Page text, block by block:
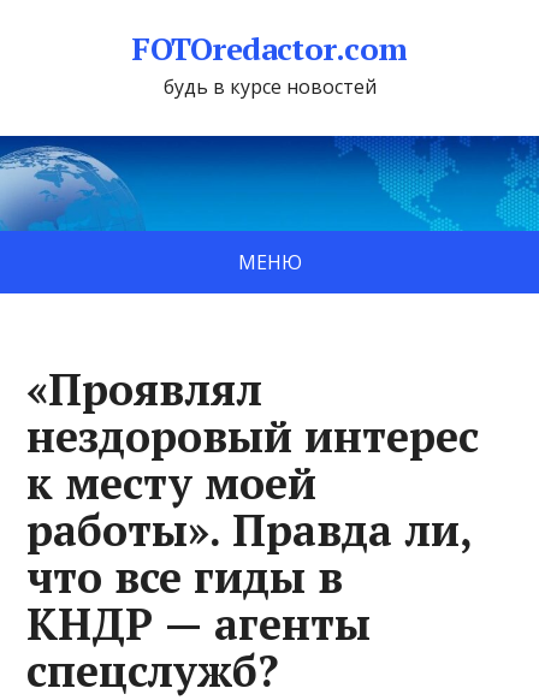
FOTOredactor.com
будь в курсе новостей
МЕНЮ
«Проявлял
нездоровый интерес
к месту моей
работы». Правда ли,
что все гиды в
КНДР — агенты
спецслужб?